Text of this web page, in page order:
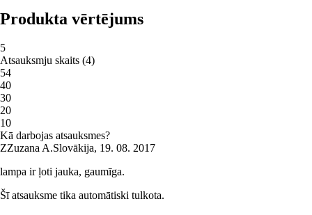
Produkta vērtējums
5
Atsauksmju skaits (4)
54
40
30
20
10
Kā darbojas atsauksmes?
ZZuzana A.Slovākija, 19. 08. 2017
lampa ir ļoti jauka, gaumīga.
Šī atsauksme tika automātiski tulkota.